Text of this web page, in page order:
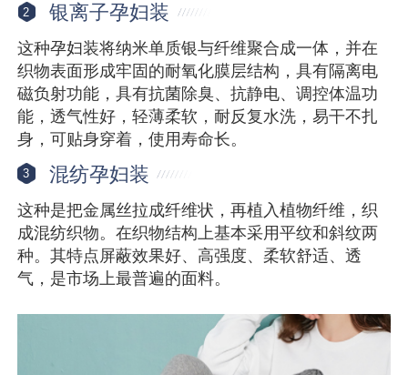
2 银离子孕妇装
这种孕妇装将纳米单质银与纤维聚合成一体，并在
织物表面形成牢固的耐氧化膜层结构，具有隔离电
磁负射功能，具有抗菌除臭、抗静电、调控体温功
能，透气性好，轻薄柔软，耐反复水洗，易干不扎
身，可贴身穿着，使用寿命长。
3 混纺孕妇装
这种是把金属丝拉成纤维状，再植入植物纤维，织
成混纺织物。在织物结构上基本采用平纹和斜纹两
种。其特点屏蔽效果好、高强度、柔软舒适、透
气，是市场上最普遍的面料。